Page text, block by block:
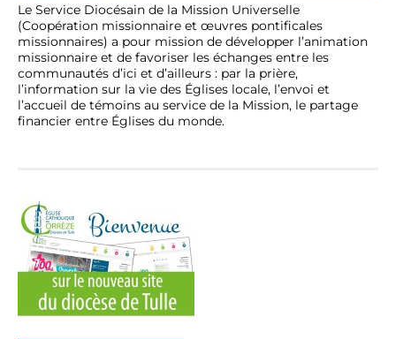
Le Service Diocésain de la Mission Universelle
(Coopération missionnaire et œuvres pontificales
missionnaires) a pour mission de développer l’animation
missionnaire et de favoriser les échanges entre les
communautés d’ici et d’ailleurs : par la prière,
l’information sur la vie des Églises locale, l’envoi et
l’accueil de témoins au service de la Mission, le partage
financier entre Églises du monde.